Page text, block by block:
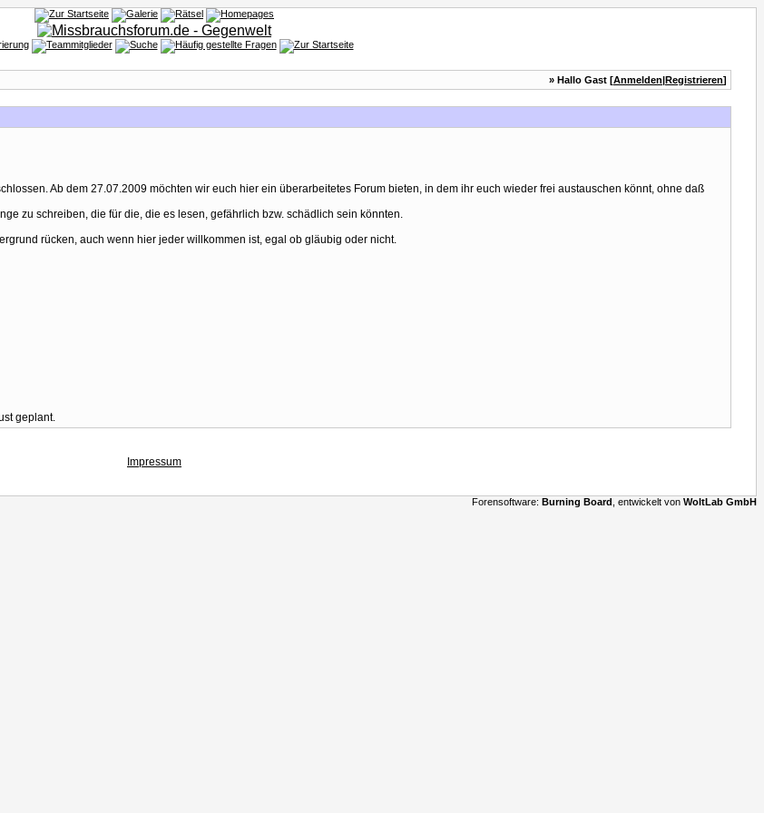
» Hallo Gast [Anmelden|Registrieren]
Ab dem 27.07.2009 möchten wir euch hier ein überarbeitetes Forum bieten, in dem ihr euch wieder frei austauschen könnt, ohne daß
zu schreiben, die für die, die es lesen, gefährlich bzw. schädlich sein könnten.
rücken, auch wenn hier jeder willkommen ist, egal ob gläubig oder nicht.
geplant.
Impressum
Forensoftware: Burning Board , entwickelt von WoltLab GmbH